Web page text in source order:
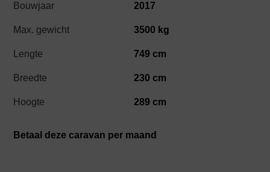
Bouwjaar 2017
Max. gewicht 3500 kg
Lengte 749 cm
Breedte 230 cm
Hoogte 289 cm
Betaal deze caravan per maand